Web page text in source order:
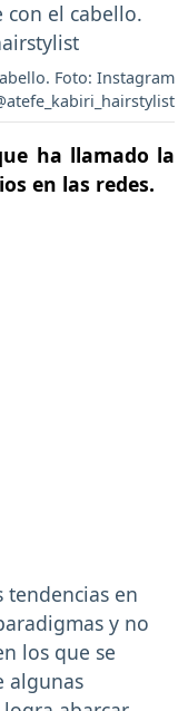
Foto: Instagram
ha llamado la
en las redes.
tendencias en
y no
los que se
algunas